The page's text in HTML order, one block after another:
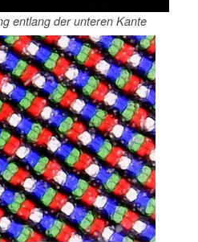
entlang der unteren Kante